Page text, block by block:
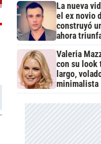
La nueva
el ex novio
construyó
ahora
Valeria
con su
largo,
minimalista